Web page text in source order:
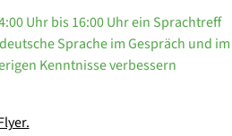
Uhr bis 16:00 Uhr ein Sprachtreff
Sprache im Gespräch und im
Kenntnisse verbessern